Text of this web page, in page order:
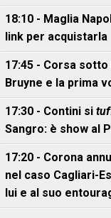
18:10 - Maglia
link per acquistarla
17:45 - Corsa
Bruyne e la prima
17:30 - Contini si
Sangro: è show al
17:20 - Corona
nel caso Cagliari-
lui e al suo